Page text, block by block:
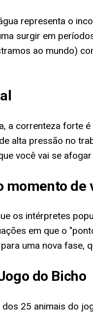
representa o
surgir em
ao mundo)
a correnteza forte
alta pressão no
você vai se
momento de
os intérpretes
em que o
uma nova fase,
do Bicho
25 animais do